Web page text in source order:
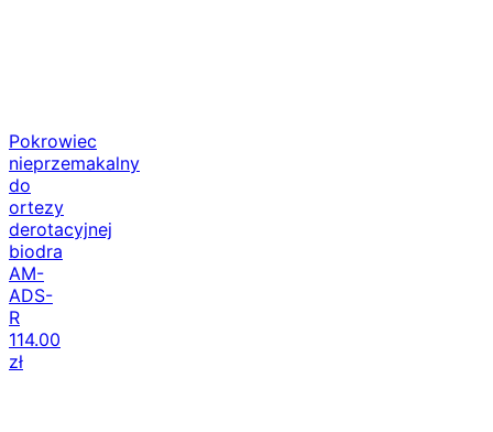
Pokrowiec
nieprzemakalny
do
ortezy
derotacyjnej
biodra
AM-
ADS-
R
114.00